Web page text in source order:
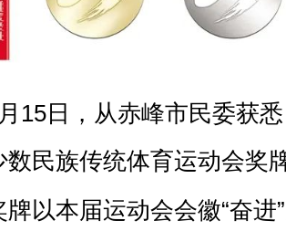
15日，从赤峰市民委获
数民族传统体育运动会奖
牌以本届运动会会徽“奋